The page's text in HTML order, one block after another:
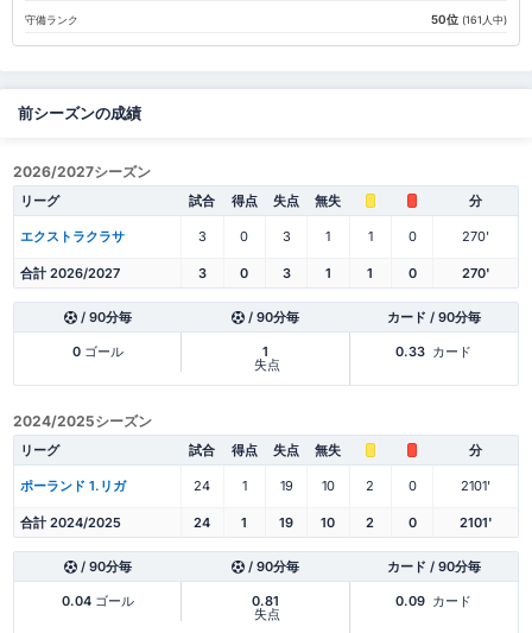
守備ランク 50位 (161人中)
前シーズンの成績
2026/2027シーズン
リーグ 試合 得点 失点 無失 分
エクストラクラサ 3 0 3 1 1 0 270'
合計 2026/2027 3 0 3 1 1 0 270'
/ 90分毎 / 90分毎 カード / 90分毎
0ゴール 1
失点
0.33 カード
2024/2025シーズン
リーグ 試合 得点 失点 無失 分
ポーランド 1.リガ 24 1 19 10 2 0 2101'
合計 2024/2025 24 1 19 10 2 0 2101'
/ 90分毎 / 90分毎 カード / 90分毎
0.04ゴール 0.81
失点
0.09 カード